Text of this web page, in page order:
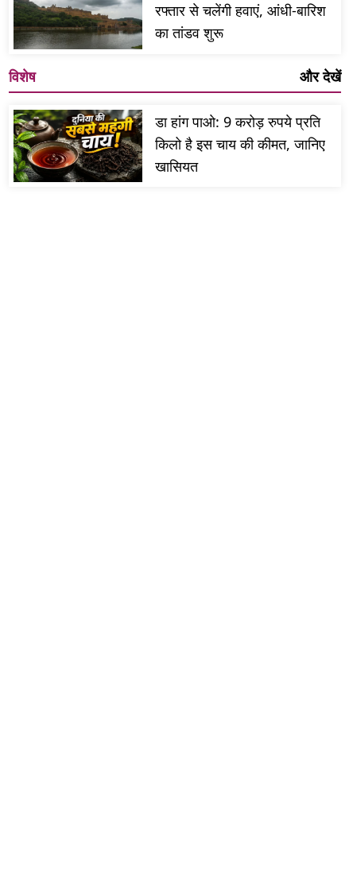
रफ्तार से चलेंगी हवाएं, आंधी-बारिश
का तांडव शुरू
विशेष और देखें
डा हांग पाओ: 9 करोड़ रुपये प्रति
किलो है इस चाय की कीमत, जानिए
खासियत